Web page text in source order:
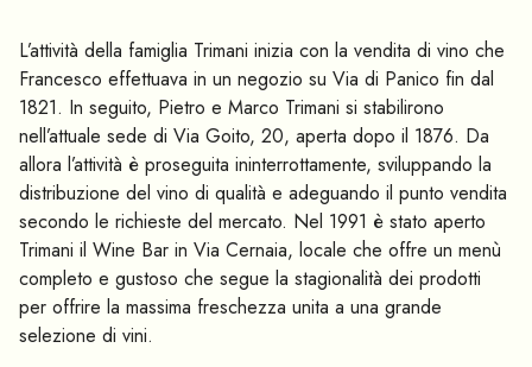
L’attività della famiglia Trimani inizia con la vendita di vino che
Francesco effettuava in un negozio su Via di Panico fin dal
1821. In seguito, Pietro e Marco Trimani si stabilirono
nell’attuale sede di Via Goito, 20, aperta dopo il 1876. Da
allora l’attività è proseguita ininterrottamente, sviluppando la
distribuzione del vino di qualità e adeguando il punto vendita
secondo le richieste del mercato. Nel 1991 è stato aperto
Trimani il Wine Bar in Via Cernaia, locale che offre un menù
completo e gustoso che segue la stagionalità dei prodotti
per offrire la massima freschezza unita a una grande
selezione di vini.